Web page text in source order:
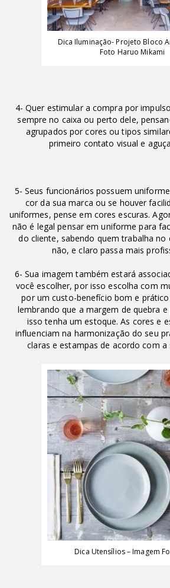
Dica Iluminação- Projeto Bloco
Foto Haruo Mikami
4- Quer estimular a compra por
sempre no caixa ou perto dele,
agrupados por cores ou tipos
primeiro contato visual e
5- Seus funcionários possuem
cor da sua marca ou se houver
uniformes, pense em cores escuras.
não é legal pensar em uniforme para
do cliente, sabendo quem trabalha no
não, e claro passa mais
6- Sua imagem também estará
você escolher, por isso escolha com
por um custo-benefício bom e
lembrando que a margem de quebra
isso tenha um estoque. As cores e
influenciam na harmonização do seu
claras e estampas de acordo com
Dica Utensílios – Imagem